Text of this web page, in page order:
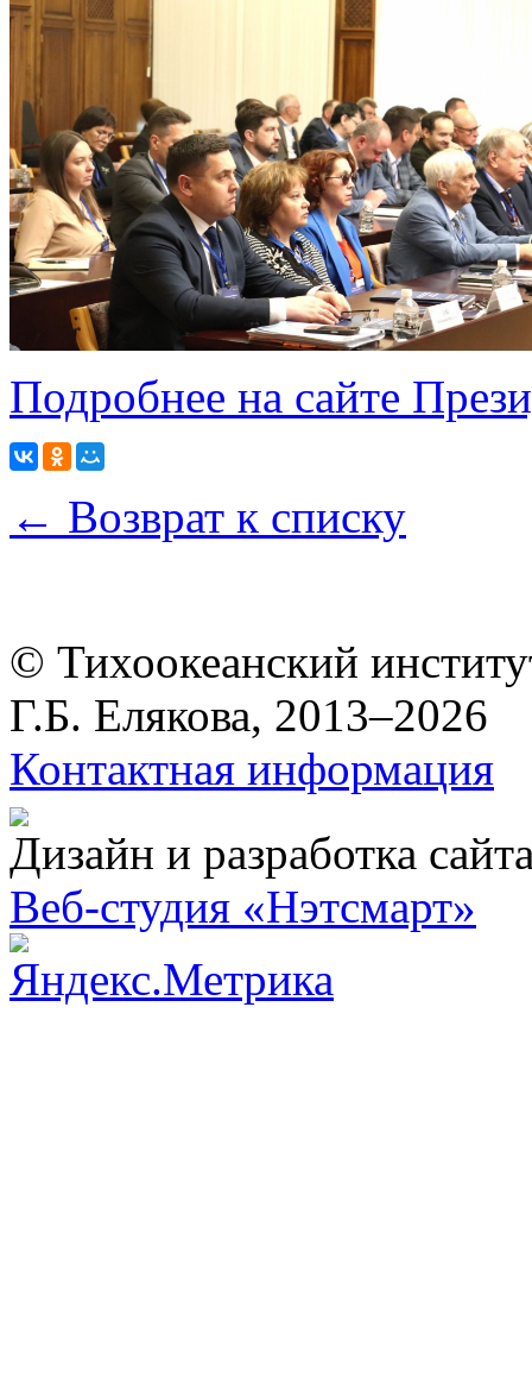
Подробнее на сайте
← Возврат к списку
© Тихоокеанский
Г.Б. Елякова, 2013–2026
Контактная информация
Дизайн и разработка
Веб-студия «Нэтсмарт»